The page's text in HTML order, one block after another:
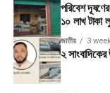
পরিবেশ
১০ লাখ টাকা
জাতীয় 3
২